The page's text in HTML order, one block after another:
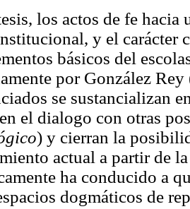
los actos de fe
y el carácter
básicos del
por González
se sustancializan
el dialogo con otras
) y cierran la
actual a partir de
ha conducido a
dogmáticos de